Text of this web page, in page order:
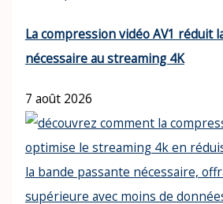
La compression vidéo AV1 réduit
nécessaire au streaming 4K
7 août 2026